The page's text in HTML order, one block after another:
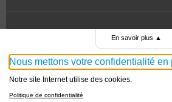
SUPPORT| MENTIONS
En savoir plus ▲
Nous mettons votre confidentialité en
Notre site Internet utilise des cookies.
Politique de confidentialité